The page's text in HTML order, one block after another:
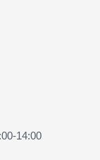
14:00